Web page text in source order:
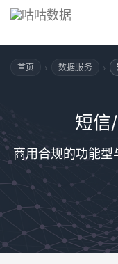
首页 › 数据服务 ›
短信
商用合规的功能型